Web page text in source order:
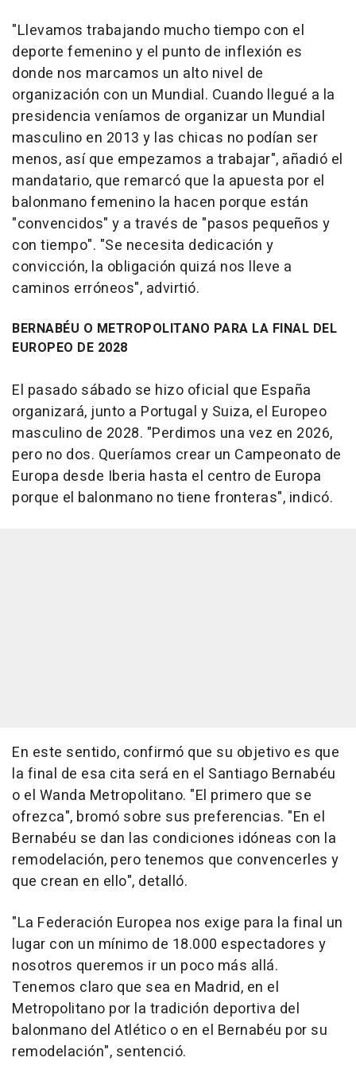
"Llevamos trabajando mucho tiempo con el
deporte femenino y el punto de inflexión es
donde nos marcamos un alto nivel de
organización con un Mundial. Cuando llegué a la
presidencia veníamos de organizar un Mundial
masculino en 2013 y las chicas no podían ser
menos, así que empezamos a trabajar", añadió el
mandatario, que remarcó que la apuesta por el
balonmano femenino la hacen porque están
"convencidos" y a través de "pasos pequeños y
con tiempo". "Se necesita dedicación y
convicción, la obligación quizá nos lleve a
caminos erróneos", advirtió.
BERNABÉU O METROPOLITANO PARA LA FINAL DEL
EUROPEO DE 2028
El pasado sábado se hizo oficial que España
organizará, junto a Portugal y Suiza, el Europeo
masculino de 2028. "Perdimos una vez en 2026,
pero no dos. Queríamos crear un Campeonato de
Europa desde Iberia hasta el centro de Europa
porque el balonmano no tiene fronteras", indicó.
En este sentido, confirmó que su objetivo es que
la final de esa cita será en el Santiago Bernabéu
o el Wanda Metropolitano. "El primero que se
ofrezca", bromó sobre sus preferencias. "En el
Bernabéu se dan las condiciones idóneas con la
remodelación, pero tenemos que convencerles y
que crean en ello", detalló.
"La Federación Europea nos exige para la final un
lugar con un mínimo de 18.000 espectadores y
nosotros queremos ir un poco más allá.
Tenemos claro que sea en Madrid, en el
Metropolitano por la tradición deportiva del
balonmano del Atlético o en el Bernabéu por su
remodelación", sentenció.